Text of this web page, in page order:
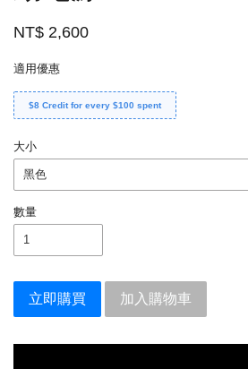
NT$ 2,600
適用優惠
$8 Credit for every $100 spent
大小
數量
立即購買 加入購物車